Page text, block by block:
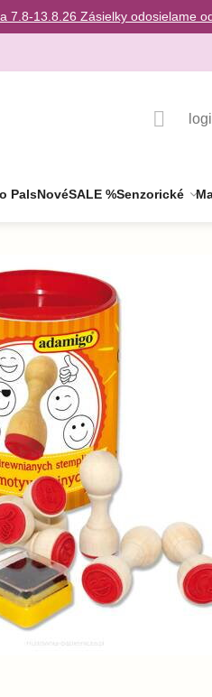
7.8-13.8.26 Zásielky odosielame
PalsNovéSALE %Senzorické